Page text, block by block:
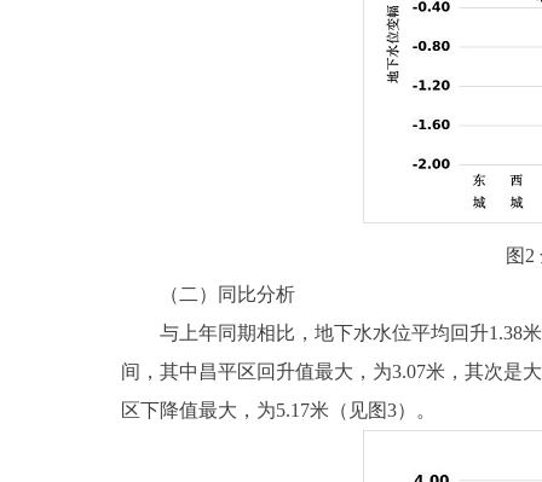
图2
（二）同比分析
与上年同期相比，地下水水位平均回升1.38米
间，其中昌平区回升值最大，为3.07米，其次是
区下降值最大，为5.17米（见图3）。